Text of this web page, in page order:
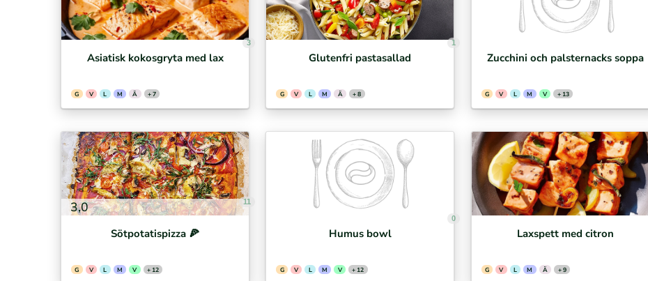
3
Asiatisk kokosgryta med lax
G V L M Ä + 7
1
Glutenfri pastasallad
G V L M Ä + 8
Zucchini och palsternacks soppa
G V L M V + 13
3,0 11
Sötpotatispizza 🍕⁣
G V L M V + 12
0
Humus bowl
G V L M V + 12
Laxspett med citron
G V L M Ä + 9